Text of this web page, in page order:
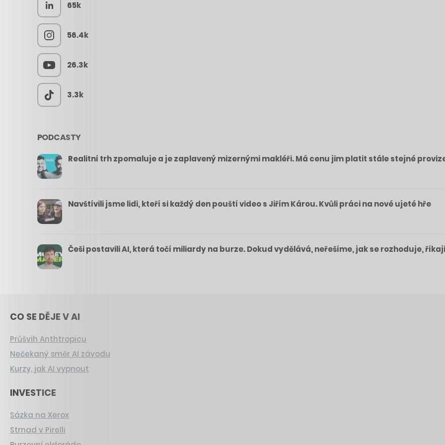
65k
56.4k
26.3k
3.3k
PODCASTY
Realitní trh zpomaluje a je zaplavený mizernými makléři. Má cenu jim platit stále stejné
Navštívili jsme lidi, kteří si každý den pouští video s Jiřím Károu. Kvůli práci na nové ujeté hře
Češi postavili AI, která točí miliardy na burze. Dokud vydělává, neřešíme, jak se rozhoduje,
CO SE DĚJE V AI
Průšvih Anthtropicu
Nečekaný směr AI závodu
Kurzy, jak AI vypnout
INVESTICE
Sázka na Xerox
Strnad v Pirelli